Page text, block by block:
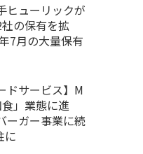
ヒューリックが
の保有を拡
7月の大量保有
ドサービス】M
」業態に進
ーガー事業に続
に